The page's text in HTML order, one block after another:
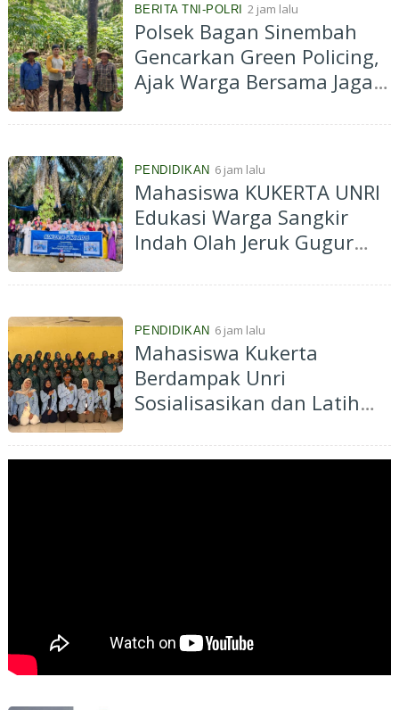
BERITA TNI-POLRI 2 jam lalu
Polsek Bagan Sinembah
Gencarkan Green Policing,
Ajak Warga Bersama Jaga
PENDIDIKAN 6 jam lalu
Mahasiswa KUKERTA UNRI
Edukasi Warga Sangkir
Indah Olah Jeruk Gugur
PENDIDIKAN 6 jam lalu
Mahasiswa Kukerta
Berdampak Unri
Sosialisasikan dan Latih
Cermin Membuat